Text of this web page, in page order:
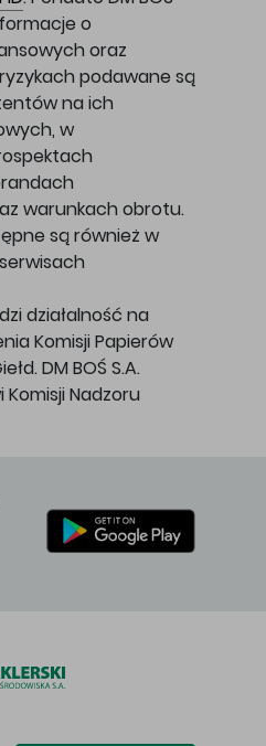
o
oraz
podawane są
na ich
w
warunkach obrotu.
są również w
działalność na
Komisji Papierów
DM BOŚ S.A.
Nadzoru